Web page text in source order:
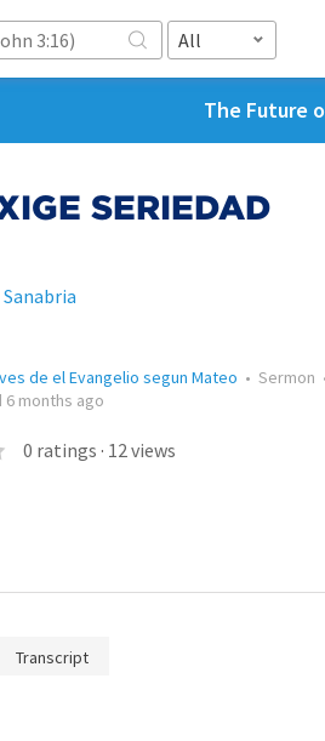
All
The Future
SERIEDAD
de el Evangelio segun Mateo • Sermon
6 months ago
0 ratings · 12views
Transcript